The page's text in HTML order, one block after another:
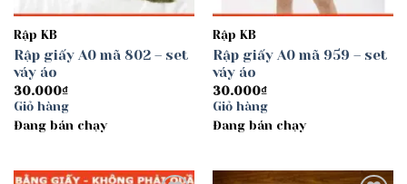
Rập KB
Rập giấy A0 mã 802 – set
váy áo
30.000₫
Giỏ hàng
Đang bán chạy
Rập KB
Rập giấy A0 mã 959 – set
váy áo
30.000₫
Giỏ hàng
Đang bán chạy